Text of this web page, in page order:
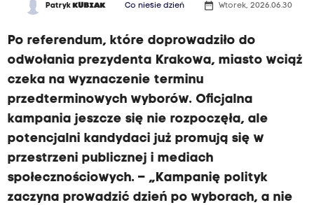
Patryk KUBIAK Co niesie dzień date_range Wtorek, 2026.06.30
Po referendum, które doprowadziło do
odwołania prezydenta Krakowa, miasto wciąż
czeka na wyznaczenie terminu
przedterminowych wyborów. Oficjalna
kampania jeszcze się nie rozpoczęła, ale
potencjalni kandydaci już promują się w
przestrzeni publicznej i mediach
społecznościowych. – „Kampanię polityk
zaczyna prowadzić dzień po wyborach, a nie